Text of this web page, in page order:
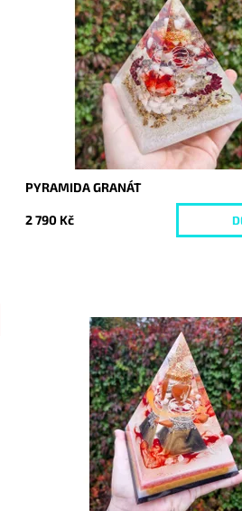
Dostupnost:
Vyprodáno
9959
PYRAMIDA GRANÁT
2 790 Kč
Dostupnost:
Skladem
9936